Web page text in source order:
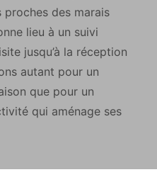
proches des marais
lieu à un suivi
jusqu’à la réception
autant pour un
que pour un
qui aménage ses